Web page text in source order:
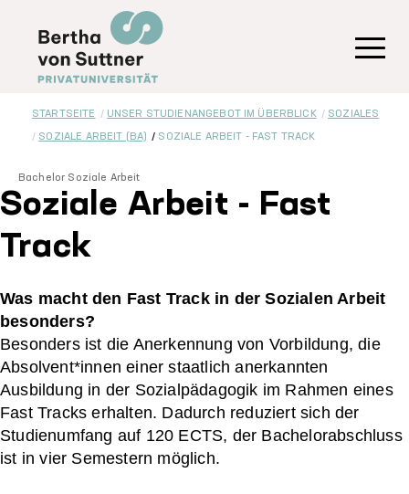
Inhalt
STARTSEITE UNSER STUDIENANGEBOT IM ÜBERBLICK SOZIALES
SOZIALE ARBEIT (BA) SOZIALE ARBEIT - FAST TRACK
Bachelor Soziale Arbeit
Soziale Arbeit - Fast
Track
Was macht den Fast Track in der Sozialen Arbeit
besonders?
Besonders ist die Anerkennung von Vorbildung, die
Absolvent*innen einer staatlich anerkannten
Ausbildung in der Sozialpädagogik im Rahmen eines
Fast Tracks erhalten. Dadurch reduziert sich der
Studienumfang auf 120 ECTS, der Bachelorabschluss
ist in vier Semestern möglich.